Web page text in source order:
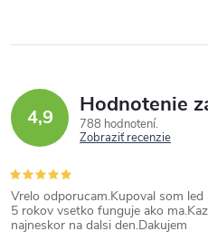
4,9 Hodnotenie
788 hodnotení
Zobraziť recenzie
Vrelo odporucam.Kupoval som
5 rokov vsetko funguje ako
najneskor na dalsi den.Dakujem